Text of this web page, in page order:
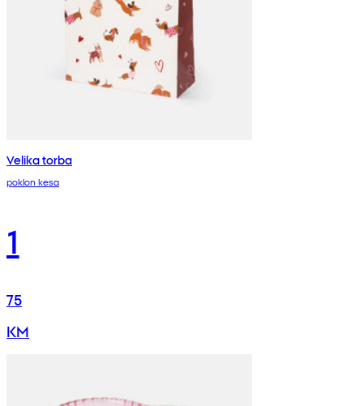
Velika torba
poklon kesa
1
75
KM